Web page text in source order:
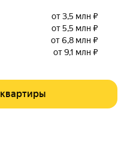
от 3,5 млн ₽
от 5,5 млн ₽
от 6,8 млн ₽
от 9,1 млн ₽